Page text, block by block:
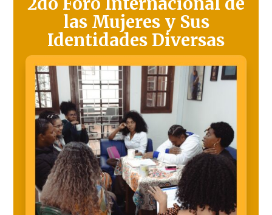
las Mujeres y Sus
Identidades Diversas